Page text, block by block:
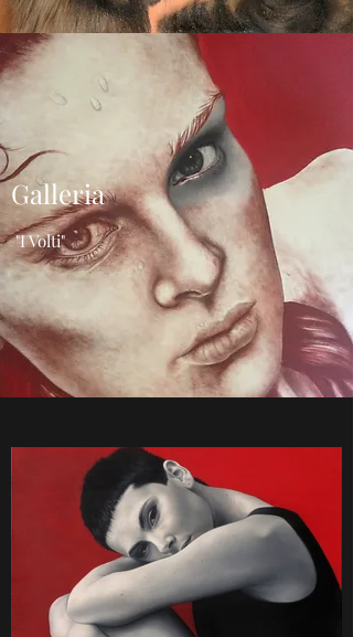
Galleria
"I Volti"